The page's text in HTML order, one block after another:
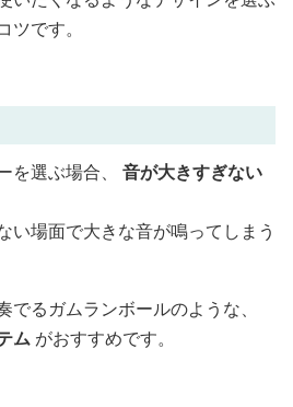
です。
を選ぶ場合、 音が大きすぎない
い場面で大きな音が鳴ってしまう
るガムランボールのような、
ム がおすすめです。